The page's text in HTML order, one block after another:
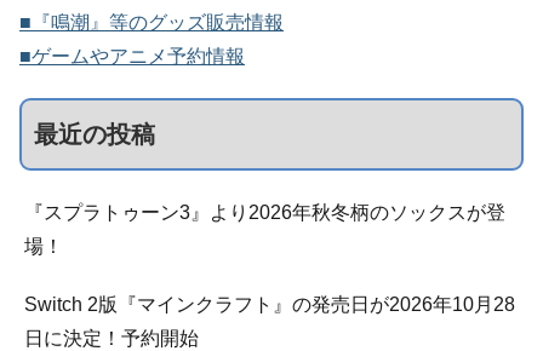
■『鳴潮』等のグッズ販売情報
■ゲームやアニメ予約情報
最近の投稿
『スプラトゥーン3』より2026年秋冬柄のソックスが登
場！
Switch 2版『マインクラフト』の発売日が2026年10月28
日に決定！予約開始